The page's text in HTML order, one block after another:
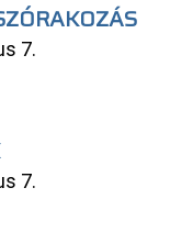
7.
7.